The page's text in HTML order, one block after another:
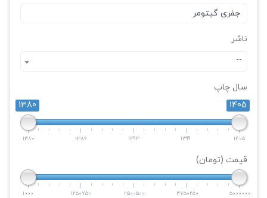
ناشر
--
سال چاپ
1380
1405
1380 1386 1393 1399 1405
قیمت (تومان)
1000 1250750 2500500 3750250 5000000